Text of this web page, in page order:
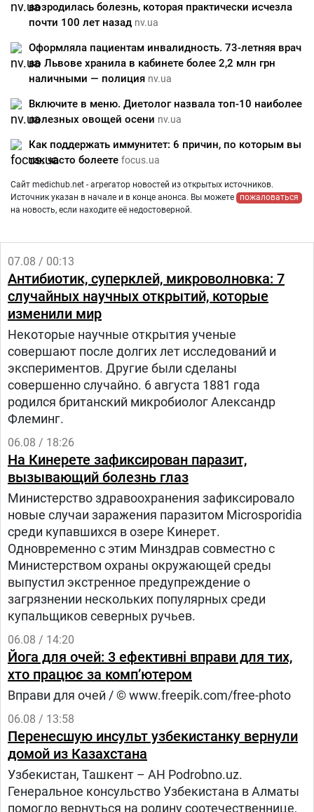
возродилась болезнь, которая практически исчезла
почти 100 лет назад nv.ua
Оформляла пациентам инвалидность. 73-летняя врач
во Львове хранила в кабинете более 2,2 млн грн
наличными — полиция nv.ua
Включите в меню. Диетолог назвала топ-10 наиболее
полезных овощей осени nv.ua
Как поддержать иммунитет: 6 причин, по которым вы
так часто болеете focus.ua
Сайт medichub.net - агрегатор новостей из открытых источников.
Источник указан в начале и в конце анонса. Вы можете
пожаловаться
на новость, если находите её недостоверной.
07.08 / 00:13
Антибиотик, суперклей, микроволновка: 7
случайных научных открытий, которые
изменили мир
Некоторые научные открытия ученые
совершают после долгих лет исследований и
экспериментов. Другие были сделаны
совершенно случайно. 6 августа 1881 года
родился британский микробиолог Александр
Флеминг.
06.08 / 18:26
На Кинерете зафиксирован паразит,
вызывающий болезнь глаз
Министерство здравоохранения зафиксировало
новые случаи заражения паразитом Microsporidia
среди купавшихся в озере Кинерет.
Одновременно с этим Минздрав совместно с
Министерством охраны окружающей среды
выпустил экстренное предупреждение о
загрязнении нескольких популярных среди
купальщиков северных ручьев.
06.08 / 14:20
Йога для очей: 3 ефективні вправи для тих,
хто працює за комп’ютером
Вправи для очей / © www.freepik.com/free-photo
06.08 / 13:58
Перенесшую инсульт узбекистанку вернули
домой из Казахстана
Узбекистан, Ташкент – АН Podrobno.uz.
Генеральное консульство Узбекистана в Алматы
помогло вернуться на родину соотечественнице,